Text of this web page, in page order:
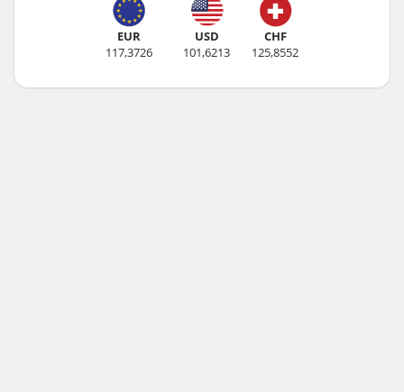
EUR
117,3726
USD
101,6213
CHF
125,8552